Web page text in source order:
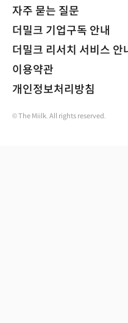
자주 묻는 질문
더밀크 기업구독 안내
더밀크 리서치 서비스 안
이용약관
개인정보처리방침
© The Miilk. All rights reserved.